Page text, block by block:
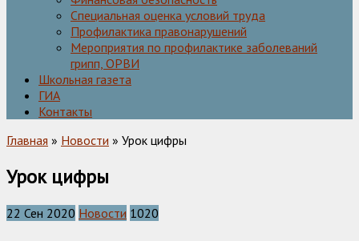
Специальная оценка условий труда
Профилактика правонарушений
Мероприятия по профилактике заболеваний
грипп, ОРВИ
Школьная газета
ГИА
Контакты
Главная » Новости » Урок цифры
Урок цифры
22 Сен 2020 Новости 1020